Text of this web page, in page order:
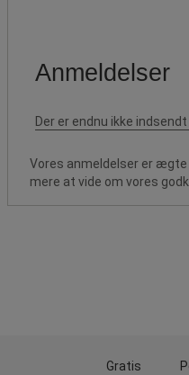
Vores anmeldelser er ægte
mere at vide om vores
Gratis